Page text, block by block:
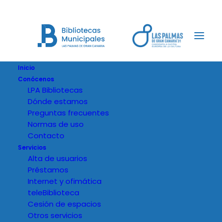
Inicio
Conócenos
LPA Bibliotecas
Dónde estamos
Preguntas frecuentes
Normas de uso
Contacto
Servicios
Alta de usuarios
Préstamos
Internet y ofimática
teleBiblioteca
Cesión de espacios
Otros servicios